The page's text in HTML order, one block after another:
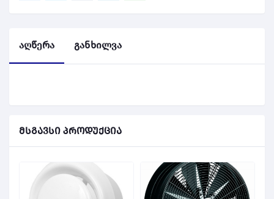
აღწერა განხილვა
მსგავსი პროდუქცია